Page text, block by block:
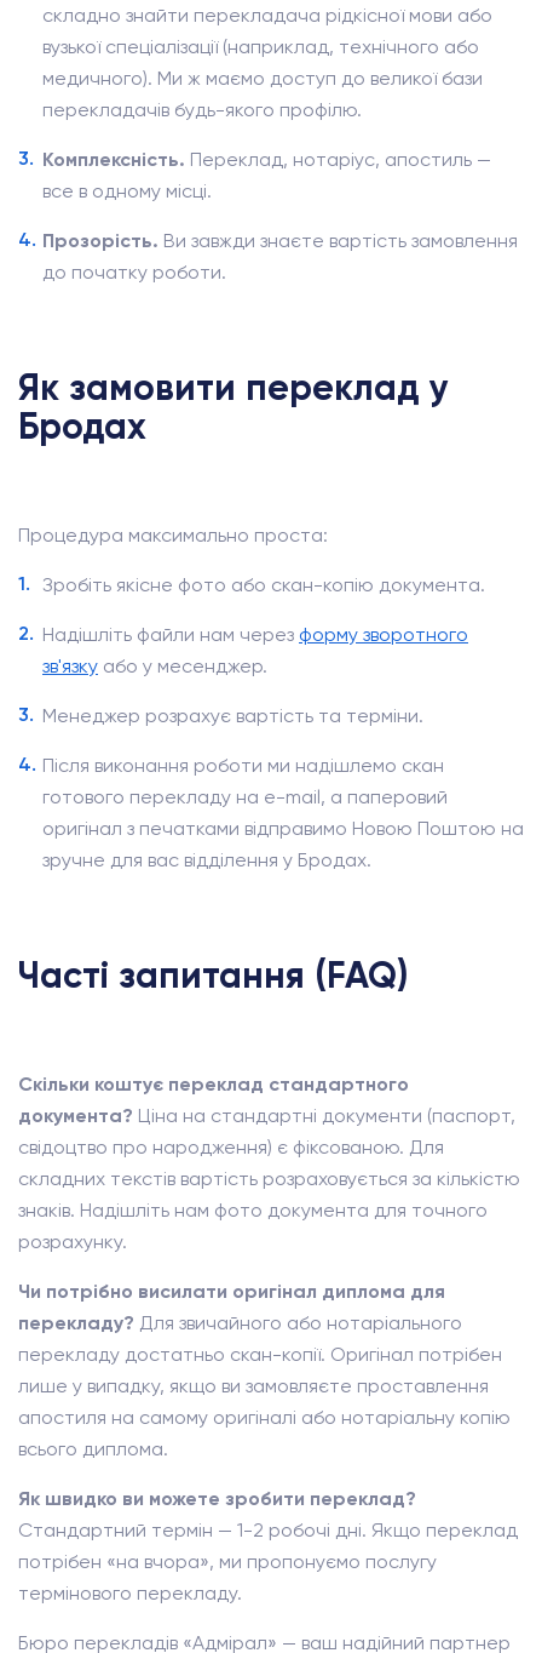
складно знайти перекладача рідкісної мови або
вузької спеціалізації (наприклад, технічного або
медичного). Ми ж маємо доступ до великої бази
перекладачів будь-якого профілю.
Комплексність. Переклад, нотаріус, апостиль —
все в одному місці.
Прозорість. Ви завжди знаєте вартість замовлення
до початку роботи.
Як замовити переклад у
Бродах
Процедура максимально проста:
Зробіть якісне фото або скан-копію документа.
Надішліть файли нам через форму зворотного
зв'язку або у месенджер.
Менеджер розрахує вартість та терміни.
Після виконання роботи ми надішлемо скан
готового перекладу на e-mail, а паперовий
оригінал з печатками відправимо Новою Поштою на
зручне для вас відділення у Бродах.
Часті запитання (FAQ)
Скільки коштує переклад стандартного
документа? Ціна на стандартні документи (паспорт,
свідоцтво про народження) є фіксованою. Для
складних текстів вартість розраховується за кількістю
знаків. Надішліть нам фото документа для точного
розрахунку.
Чи потрібно висилати оригінал диплома для
перекладу? Для звичайного або нотаріального
перекладу достатньо скан-копії. Оригінал потрібен
лише у випадку, якщо ви замовляєте проставлення
апостиля на самому оригіналі або нотаріальну копію
всього диплома.
Як швидко ви можете зробити переклад?
Стандартний термін — 1-2 робочі дні. Якщо переклад
потрібен «на вчора», ми пропонуємо послугу
термінового перекладу.
Бюро перекладів «Адмірал» — ваш надійний партнер